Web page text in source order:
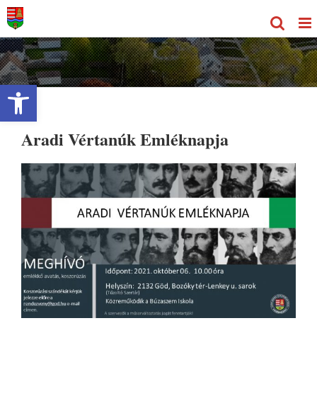
Eszköztár megnyitása
Kihagyás
Aradi Vértanúk Emléknapja